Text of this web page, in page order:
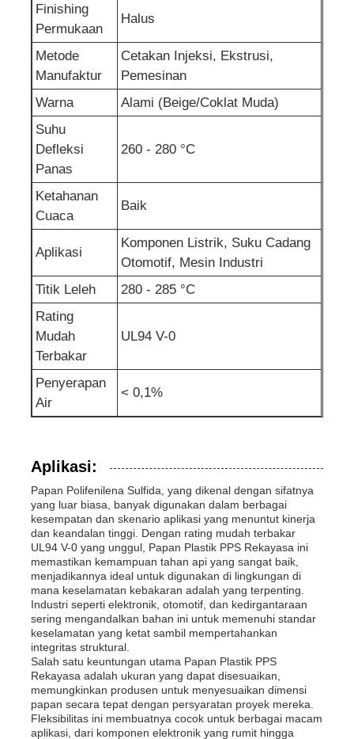
Finishing
Permukaan
Halus
Metode
Manufaktur
Cetakan Injeksi, Ekstrusi,
Pemesinan
Warna
Alami (Beige/Coklat Muda)
Suhu
Defleksi
Panas
260 - 280 °C
Ketahanan
Cuaca
Baik
Aplikasi
Komponen Listrik, Suku Cadang
Otomotif, Mesin Industri
Titik Leleh
280 - 285 °C
Rating
Mudah
Terbakar
UL94 V-0
Penyerapan
Air
< 0,1%
Aplikasi:
Papan Polifenilena Sulfida, yang dikenal dengan sifatnya
yang luar biasa, banyak digunakan dalam berbagai
kesempatan dan skenario aplikasi yang menuntut kinerja
dan keandalan tinggi. Dengan rating mudah terbakar
UL94 V-0 yang unggul, Papan Plastik PPS Rekayasa ini
memastikan kemampuan tahan api yang sangat baik,
menjadikannya ideal untuk digunakan di lingkungan di
mana keselamatan kebakaran adalah yang terpenting.
Industri seperti elektronik, otomotif, dan kedirgantaraan
sering mengandalkan bahan ini untuk memenuhi standar
keselamatan yang ketat sambil mempertahankan
integritas struktural.
Salah satu keuntungan utama Papan Plastik PPS
Rekayasa adalah ukuran yang dapat disesuaikan,
memungkinkan produsen untuk menyesuaikan dimensi
papan secara tepat dengan persyaratan proyek mereka.
Fleksibilitas ini membuatnya cocok untuk berbagai macam
aplikasi, dari komponen elektronik yang rumit hingga